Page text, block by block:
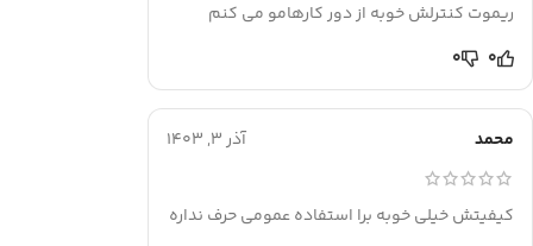
ریموت کنترلش خوبه از دور کارهامو می کنم
0
0
محمد آذر 3, 1403
کیفیتش خیلی خوبه برا استفاده عمومی حرف نداره